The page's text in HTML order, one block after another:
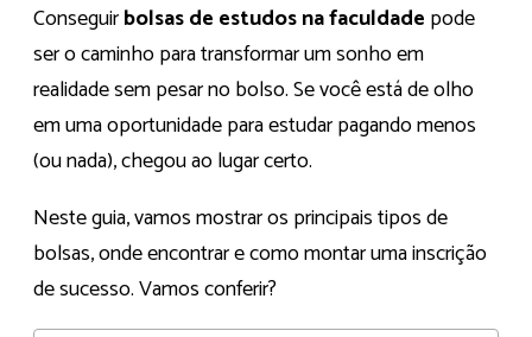
Conseguirbolsas de estudos na faculdade pode
ser o caminho para transformar um sonho em
realidade sem pesar no bolso. Se você está de olho
em uma oportunidade para estudar pagando menos
(ou nada), chegou ao lugar certo.
Neste guia, vamos mostrar os principais tipos de
bolsas, onde encontrar e como montar uma inscrição
de sucesso. Vamos conferir?